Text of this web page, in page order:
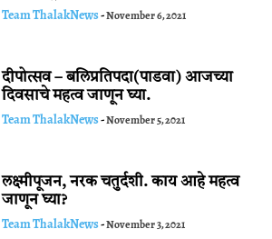
Team ThalakNews-November 6, 2021
दीपोत्सव – बलिप्रतिपदा(पाडवा) आजच्या
दिवसाचे महत्व जाणून घ्या.
Team ThalakNews-November 5, 2021
लक्ष्मीपूजन, नरक चतुर्दशी. काय आहे महत्व
जाणून घ्या?
Team ThalakNews-November 3, 2021